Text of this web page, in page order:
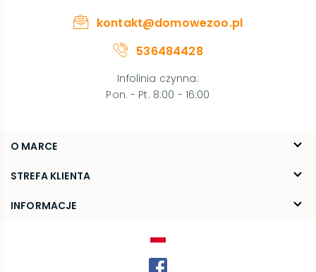
O MARCE
O nas
Blog
STREFA KLIENTA
FAQ
INFORMACJE
kontakt@domowezoo.pl
536484428
Infolinia czynna:
Pon. - Pt. 8:00 - 16:00